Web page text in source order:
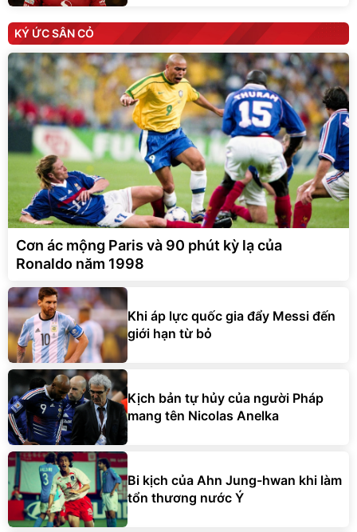
KÝ ỨC SÂN CỎ
Cơn ác mộng Paris và 90 phút kỳ lạ của
Ronaldo năm 1998
Khi áp lực quốc gia đẩy Messi đến
giới hạn từ bỏ
Kịch bản tự hủy của người Pháp
mang tên Nicolas Anelka
Bi kịch của Ahn Jung-hwan khi làm
tổn thương nước Ý